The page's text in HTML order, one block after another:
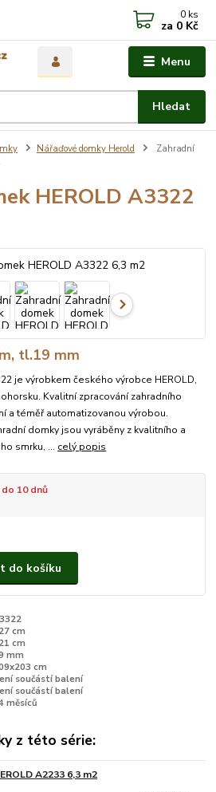
Menu
Hledat
0 ks
za 0 Kč
Nářaďové domky Herold
Zahradní
HEROLD A3322
tl.19 mm
je výrobkem českého výrobce HEROLD,
Kvalitní zpracování zahradního
a téměř automatizovanou výrobou.
domky jsou vyráběny z kvalitního a
smrku, ... celý popis
10 dnů
do košíku
cm
cm
mm
cm
součástí balení
součástí balení
měsíců
z této série:
A2233 6,3 m2